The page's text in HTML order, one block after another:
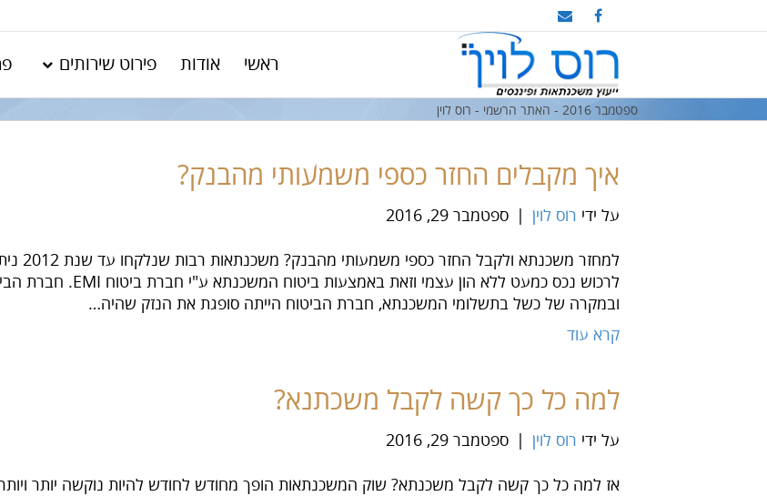
ראשי אודות פירוט שירותים
ספטמבר 2016 - האתר הרשמי - רוס לוין
איך מקבלים החזר כספי משמעותי מהבנק?
על ידי רוס לוין ספטמבר 29, 2016
למחזר
ובמקרה של כשל בתשלומי המשכנתא, חברת הביטוח הייתה סופגת את הנזק שהיה…
קרא עוד
למה כל כך קשה לקבל משכתנא?
על ידי רוס לוין ספטמבר 29, 2016
אז למה כל כך קשה לקבל משכנתא? שוק המשכנתאות הופך מחודש לחודש להיות נוקשה יותר